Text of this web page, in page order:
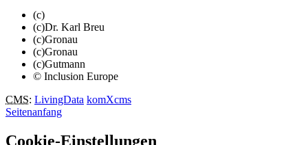
(c)
(c)Dr. Karl Breu
(c)Gronau
(c)Gronau
(c)Gutmann
© Inclusion Europe
CMS: LivingData komXcms
Seitenanfang
Cookie-Einstellungen